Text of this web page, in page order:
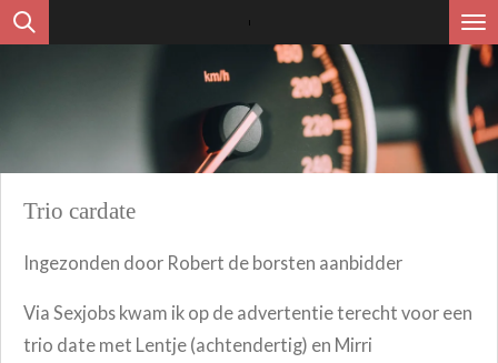
Ga
Trio cardate
Ingezonden door Robert de borsten aanbidder
Via Sexjobs kwam ik op de advertentie terecht voor een
trio date met Lentje (achtendertig) en Mirri